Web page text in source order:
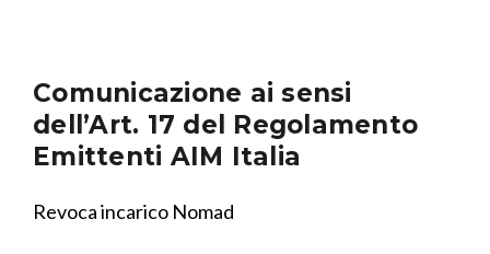
Comunicazione ai sensi
dell’Art. 17 del Regolamento
Emittenti AIM Italia
Revoca incarico Nomad